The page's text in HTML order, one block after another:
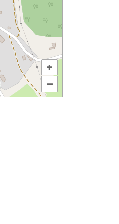
+
–